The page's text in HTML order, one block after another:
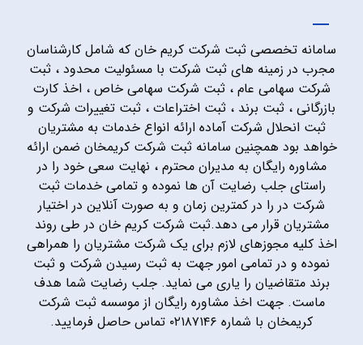
سامانه تخصصی ثبت شرکت کریم خان که شامل کارشناسان
مجرب در زمینه های ثبت شرکت با مسئولیت محدود ، ثبت
شرکت سهامی عام ، ثبت شرکت سهامی خاص ، اخذ کارت
بازرگانی ، ثبت برند ، ثبت اختراعات ، ثبت تغییرات شرکت و
ثبت انحلال شرکت آماده ارائه انواع خدمات به مشتریان
خواهد بود همچنین سامانه ثبت شرکت کریمخان ضمن ارائه
مشاوره رایگان به مدیران محترم ، نهایت سعی خود را در
راستای جلب رضایت آن ها نموده و تمامی خدمات ثبت
شرکت در را در کمترین زمان و به صورت آنلاین در اختیار
مشتریان قرار می دهد.ثبت شرکت کریم خان در طی روند
اخذ کلیه مجوزهای لازم برای یک شرکت مشتریان را همراهی
نموده و در تمامی امور جهت به ثبت رسیدن شرکت و ثبت
برند متقاضیان را یاری می نماید. جلب رضایت شما هدف
ماست. جهت اخذ مشاوره رایگان از موسسه ثبت شرکت
کریمخان با شماره ۰۲۱۸۷۱۴۶ تماس حاصل فرمایید.